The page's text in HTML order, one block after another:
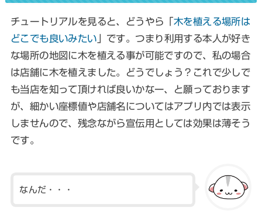
チュートリアルを見ると、どうやら「木を植える場所は
どこでも良いみたい 」です。つまり利用する本人が好き
な場所の地図に木を植える事が可能ですので、私の場合
は店舗に木を植えました。どうでしょう？これで少しで
も当店を知って頂ければ良いかなー、と願っております
が、 細かい座標値や店舗名についてはアプリ内では表示
しませんので、残念ながら宣伝用としては効果は薄そう
です。
なんだ・・・